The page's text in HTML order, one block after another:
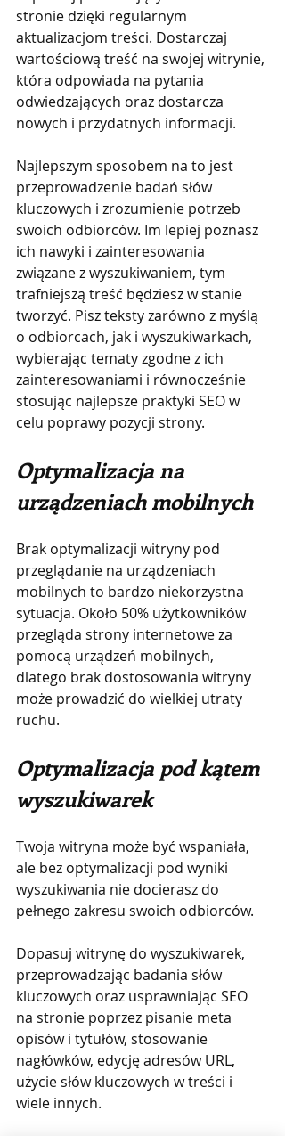
stronie dzięki regularnym
aktualizacjom treści. Dostarczaj
wartościową treść na swojej witrynie,
która odpowiada na pytania
odwiedzających oraz dostarcza
nowych i przydatnych informacji.
Najlepszym sposobem na to jest
przeprowadzenie badań słów
kluczowych i zrozumienie potrzeb
swoich odbiorców. Im lepiej poznasz
ich nawyki i zainteresowania
związane z wyszukiwaniem, tym
trafniejszą treść będziesz w stanie
tworzyć. Pisz teksty zarówno z myślą
o odbiorcach, jak i wyszukiwarkach,
wybierając tematy zgodne z ich
zainteresowaniami i równocześnie
stosując najlepsze praktyki SEO w
celu poprawy pozycji strony.
Optymalizacja na
urządzeniach mobilnych
Brak optymalizacji witryny pod
przeglądanie na urządzeniach
mobilnych to bardzo niekorzystna
sytuacja. Około 50% użytkowników
przegląda strony internetowe za
pomocą urządzeń mobilnych,
dlatego brak dostosowania witryny
może prowadzić do wielkiej utraty
ruchu.
Optymalizacja pod kątem
wyszukiwarek
Twoja witryna może być wspaniała,
ale bez optymalizacji pod wyniki
wyszukiwania nie docierasz do
pełnego zakresu swoich odbiorców.
Dopasuj witrynę do wyszukiwarek,
przeprowadzając badania słów
kluczowych oraz usprawniając SEO
na stronie poprzez pisanie meta
opisów i tytułów, stosowanie
nagłówków, edycję adresów URL,
użycie słów kluczowych w treści i
wiele innych.